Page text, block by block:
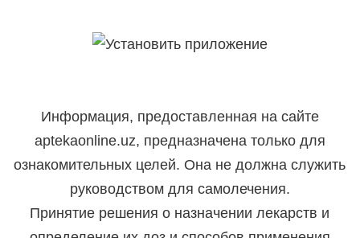
Информация, предоставленная на сайте
aptekaonline.uz, предназначена только для
ознакомительных целей. Она не должна служить
руководством для самолечения.
Принятие решения о назначении лекарств и